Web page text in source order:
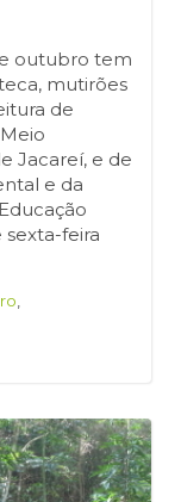
outubro tem
mutirões
de
Jacareí, e de
e da
feira